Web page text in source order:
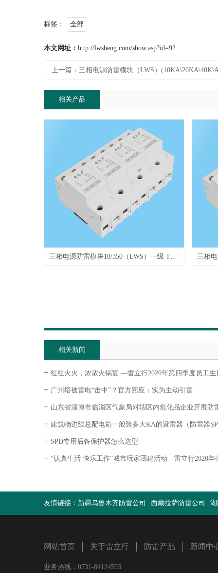
标签： 全部
本文网址： http://lwsheng.com/show.asp?id=92
上一篇： 三相电源防雷模块（LWS）
相关产品
相关新闻
红红火火，浓浓火锅宴 —雷立行2020年第四季度员工生
广州塔被雷电“击中”？官方回应：实为主动引雷
山东省淄博市临淄区气象局对辖区内危化品企业开展防
建筑物进线总配电箱一般装多大KA的避雷器（防雷器
SPD专用后备保护器怎么选型
“认真生活 快乐工作”城市玩家团建活动 --雷立行2020年
友情链接： 新疆乌鲁木齐防雷公司 西藏拉萨防雷公司
网站首页 关于雷立行 防雷产品 新闻中
业务热线：0731-84134593